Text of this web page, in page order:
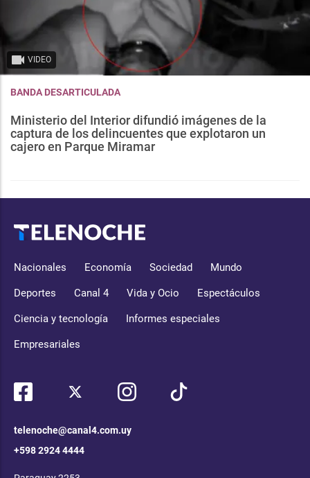
VIDEO
BANDA DESARTICULADA
Ministerio del Interior difundió imágenes de la
captura de los delincuentes que explotaron un
cajero en Parque Miramar
Nacionales Economía Sociedad Mundo
Deportes Canal 4 Vida y Ocio Espectáculos
Ciencia y tecnología Informes especiales
Empresariales
telenoche@canal4.com.uy
+598 2924 4444